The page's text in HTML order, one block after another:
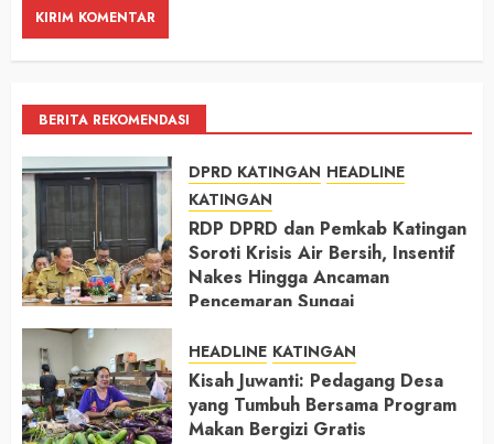
BERITA REKOMENDASI
DPRD KATINGAN HEADLINE
KATINGAN
RDP DPRD dan Pemkab Katingan
Soroti Krisis Air Bersih, Insentif
Nakes Hingga Ancaman
Pencemaran Sungai
HEADLINE KATINGAN
Kisah Juwanti: Pedagang Desa
yang Tumbuh Bersama Program
Makan Bergizi Gratis